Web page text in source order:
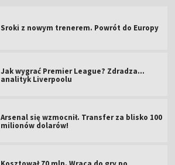
Sroki z nowym trenerem. Powrót do Europy
Jak wygrać Premier League? Zdradza...
analityk Liverpoolu
Arsenal się wzmocnił. Transfer za blisko 100
milionów dolarów!